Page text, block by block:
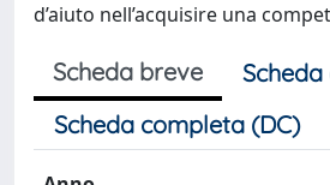
d’aiuto nell’acquisire una
Scheda breve
Scheda completa (DC)